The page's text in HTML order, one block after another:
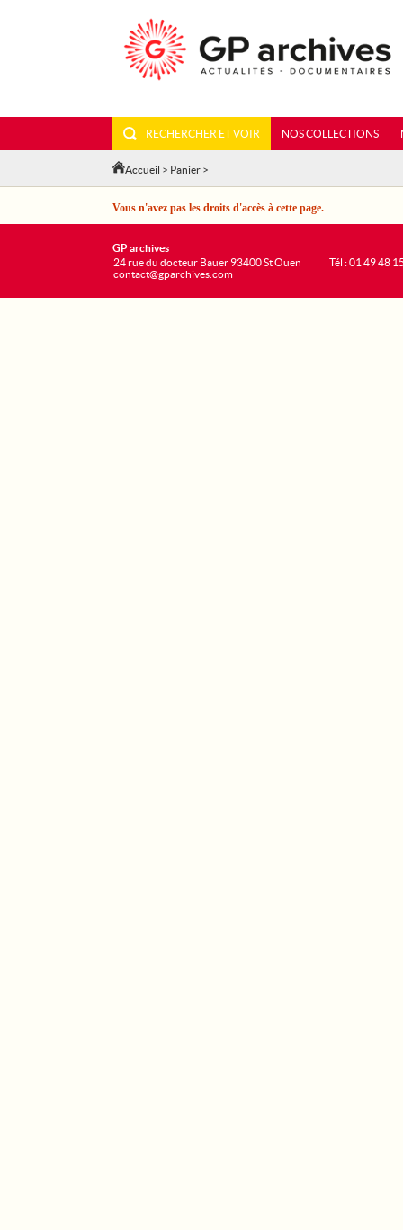
RECHERCHER ET VOIR NOS COLLECTIONS
Accueil > Panier >
Vous n'avez pas les droits d'accès à cette page.
GP archives
24 rue du docteur Bauer 93400 St Ouen
contact@gparchives.com
Tél : 01 49 48